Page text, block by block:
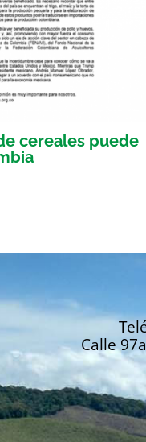
cereales puede
Calle